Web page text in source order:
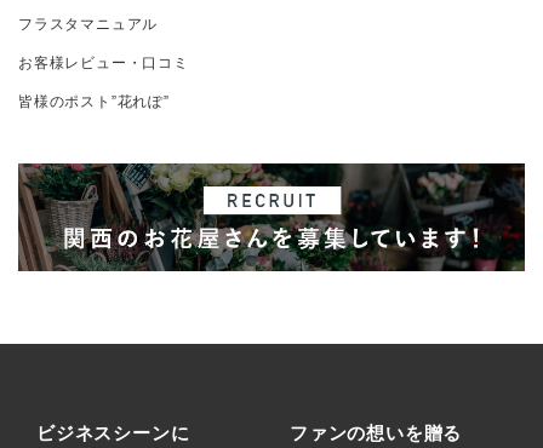
フラスタマニュアル
お客様レビュー・口コミ
皆様のポスト”花れぽ”
ビジネスシーンに
ファンの想いを贈る